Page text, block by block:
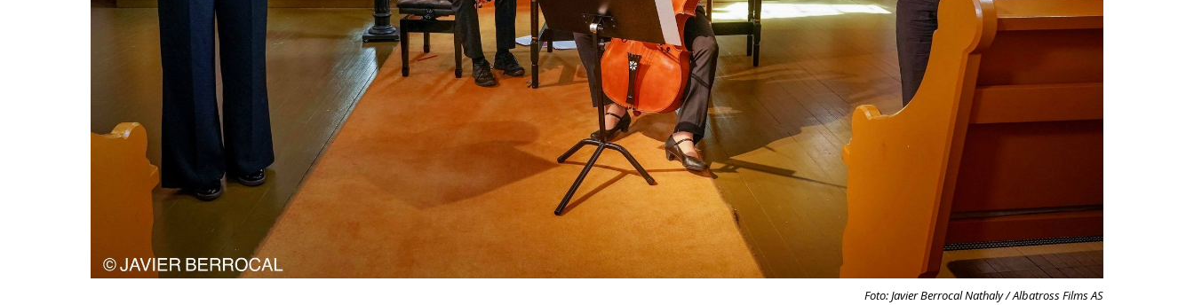
Foto: Javier Berrocal Nathaly / Albatross Films AS